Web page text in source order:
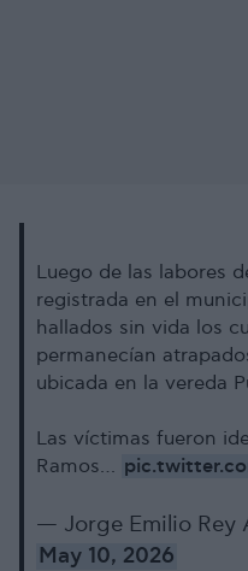
Luego de las labores
registrada en el
hallados sin vida los
permanecían
ubicada en la vereda
Las víctimas fueron
Ramos…
— Jorge Emilio Rey
May 10, 2026